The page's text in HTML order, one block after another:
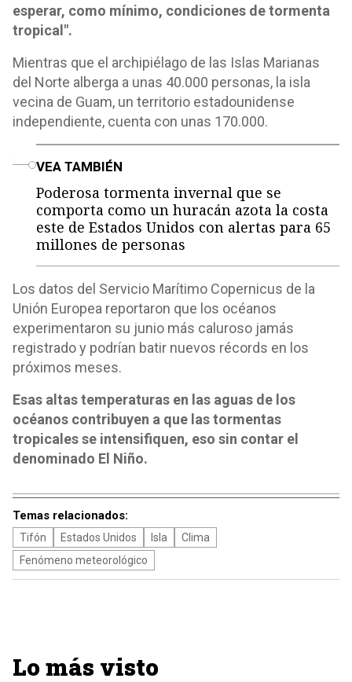
esperar, como mínimo, condiciones de tormenta
tropical".
Mientras que el archipiélago de las Islas Marianas
del Norte alberga a unas 40.000 personas, la isla
vecina de Guam, un territorio estadounidense
independiente, cuenta con unas 170.000.
VEA TAMBIÉN
Poderosa tormenta invernal que se
comporta como un huracán azota la costa
este de Estados Unidos con alertas para 65
millones de personas
Los datos del Servicio Marítimo Copernicus de la
Unión Europea reportaron que los océanos
experimentaron su junio más caluroso jamás
registrado y podrían batir nuevos récords en los
próximos meses.
Esas altas temperaturas en las aguas de los
océanos contribuyen a que las tormentas
tropicales se intensifiquen, eso sin contar el
denominado El Niño.
Temas relacionados:
Tifón Estados Unidos Isla
Clima
Fenómeno meteorológico
Lo más visto